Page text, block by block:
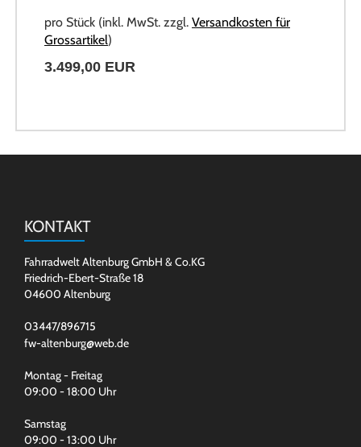
pro Stück (inkl. MwSt. zzgl. Versandkosten für
Grossartikel)
3.499,00 EUR
KONTAKT
Fahrradwelt Altenburg GmbH & Co.KG
Friedrich-Ebert-Straße 18
04600 Altenburg
03447/896715
fw-altenburg@web.de
Montag - Freitag
09:00 - 18:00 Uhr
Samstag
09:00 - 13:00 Uhr